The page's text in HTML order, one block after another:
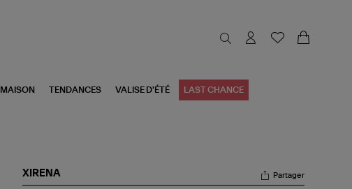
MAISON TENDANCES VALISE D'ÉTÉ LAST CHANCE
XIRENA Partager